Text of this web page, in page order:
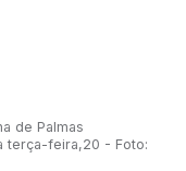
de Palmas
terça-feira,20 - Foto: